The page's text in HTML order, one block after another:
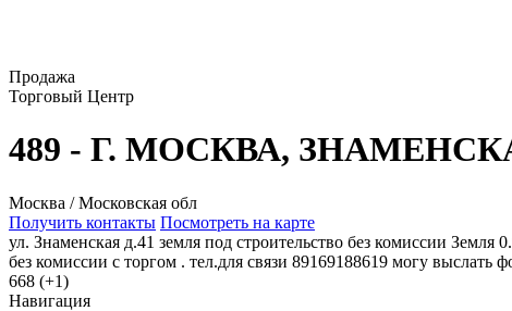
Продажа
Торговый Центр
489 - Г. МОСКВА,
Москва / Московская обл
Получить контакты Посмотреть на карте
ул. Знаменская д.41 земля под строительство без комиссии
без комиссии с торгом . тел.для связи 89169188619 могу
668 (+1)
Навигация